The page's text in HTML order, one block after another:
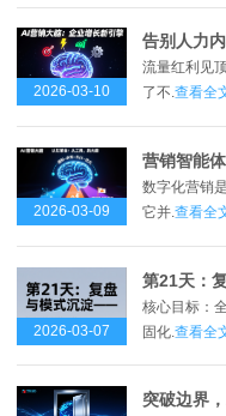
2026-03-10
流量红利见
了不.查看全
2026-03-09
数字化营销
它并.查看全
2026-03-07
第21天：
核心目标：
固化. 查看全
突破边界